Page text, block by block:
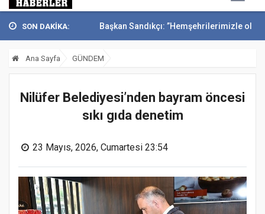
SON DAKİKA:
anıldı Başkan Sandıkçı: ”Hemşehrilerimizle olan güçl...
Ana Sayfa GÜNDEM
Nilüfer Belediyesi’nden bayram öncesi
sıkı gıda denetim
23 Mayıs, 2026, Cumartesi 23:54